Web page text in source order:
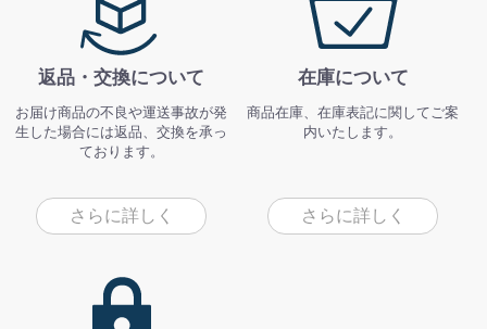
返品・交換について
お届け商品の不良や運送事故が発
生した場合には返品、交換を承っ
ております。
さらに詳しく
在庫について
商品在庫、在庫表記に関してご案
内いたします。
さらに詳しく